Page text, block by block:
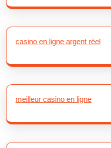
casino en ligne argent réel
meilleur casino en ligne